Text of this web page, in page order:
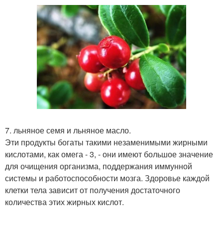
7. льняное семя и льняное масло.
Эти продукты богаты такими незаменимыми жирными
кислотами, как омега - 3, - они имеют большое значение
для очищения организма, поддержания иммунной
системы и работоспособности мозга. Здоровье каждой
клетки тела зависит от получения достаточного
количества этих жирных кислот.